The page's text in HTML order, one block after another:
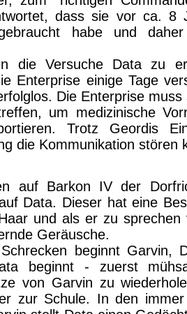
dass sie vor ca. 8
habe und
die Versuche Data zu
Enterprise einige Tage
Die Enterprise
um medizinische
Trotz Geordis
die Kommunikation stören
auf Barkon IV der
Data. Dieser hat eine
und als er zu sprechen
Geräusche.
beginnt Garvin,
beginnt - zuerst
von Garvin zu
zur Schule. In den